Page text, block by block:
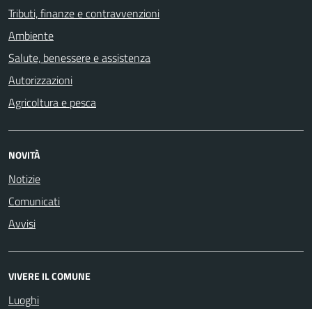
Tributi, finanze e contravvenzioni
Ambiente
Salute, benessere e assistenza
Autorizzazioni
Agricoltura e pesca
NOVITÀ
Notizie
Comunicati
Avvisi
VIVERE IL COMUNE
Luoghi